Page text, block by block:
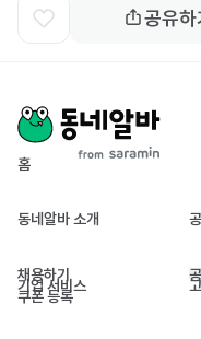
공유하
홈
동네알바 소개
채용하기
기업 서비스
쿠폰 등록